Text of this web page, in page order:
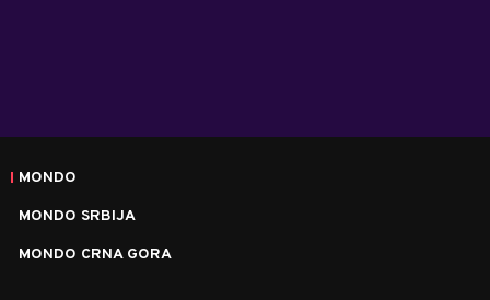
MONDO
MONDO SRBIJA
MONDO CRNA GORA